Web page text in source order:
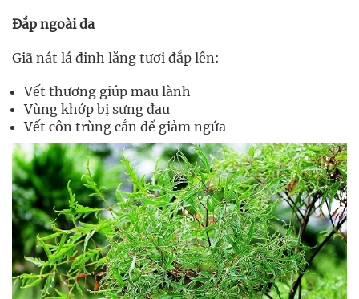
Đắp ngoài da
Giã nát lá đinh lăng tươi đắp lên:
Vết thương giúp mau lành
Vùng khớp bị sưng đau
Vết côn trùng cắn để giảm ngứa